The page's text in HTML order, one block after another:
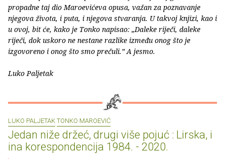
propadne taj dio Maroevićeva opusa, važan za poznavanje
njegova života, i puta, i njegova stvaranja. U takvoj knjizi, kao i
u ovoj, bit će, kako je Tonko napisao: „Daleke riječi, daleke
riječi, dok uskoro ne nestane razlike između onog što je
izgovoreno i onog što smo prečuli.” A jesmo.
Luko Paljetak
LUKO PALJETAK TONKO MAROEVIĆ
Jedan niže držeć, drugi više pojuć : Lirska, i
ina korespondencija 1984. - 2020.